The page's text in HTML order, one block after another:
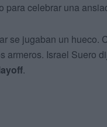
para celebrar una
se jugaban un hueco.
armeros. Israel Suero
.